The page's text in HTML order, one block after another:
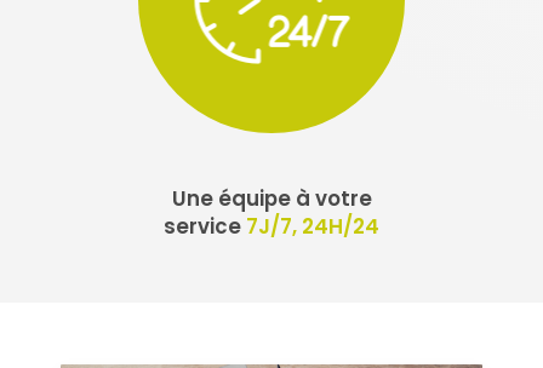
Une équipe à votre
service 7J/7, 24H/24